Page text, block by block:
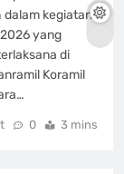
dalam kegiatan
yang
di
Koramil
0 3 mins